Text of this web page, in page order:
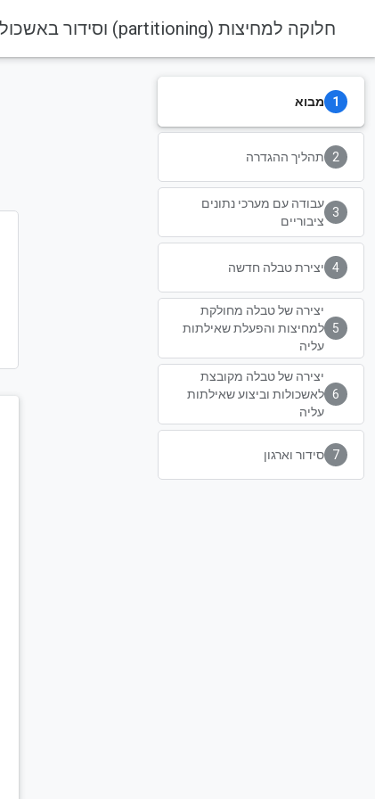
חלוקה למחיצות (partitioning) וסידור באשכולות ב-BigQuery
מבוא
תהליך ההגדרה
עבודה עם מערכי נתונים
ציבוריים
יצירת טבלה חדשה
יצירה של טבלה מחולקת
למחיצות והפעלת שאילתות
עליה
יצירה של טבלה מקובצת
לאשכולות וביצוע שאילתות
עליה
סידור וארגון